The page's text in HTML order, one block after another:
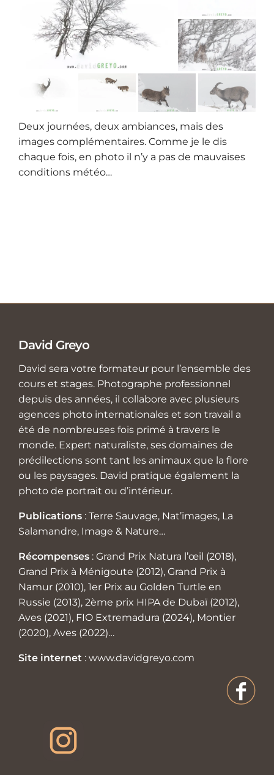
Deux journées, deux ambiances, mais des
images complémentaires. Comme je le dis
chaque fois, en photo il n’y a pas de mauvaises
conditions météo…
David Greyo
David sera votre formateur pour l’ensemble des
cours et stages. Photographe professionnel
depuis des années, il collabore avec plusieurs
agences photo internationales et son travail a
été de nombreuses fois primé à travers le
monde. Expert naturaliste, ses domaines de
prédilections sont tant les animaux que la flore
ou les paysages. David pratique également la
photo de portrait ou d’intérieur.
Publications : Terre Sauvage, Nat’images, La
Salamandre, Image & Nature…
Récompenses : Grand Prix Natura l’œil (2018),
Grand Prix à Ménigoute (2012), Grand Prix à
Namur (2010), 1er Prix au Golden Turtle en
Russie (2013), 2ème prix HIPA de Dubaï (2012),
Aves (2021), FIO Extremadura (2024), Montier
(2020), Aves (2022)…
Site internet : www.davidgreyo.com